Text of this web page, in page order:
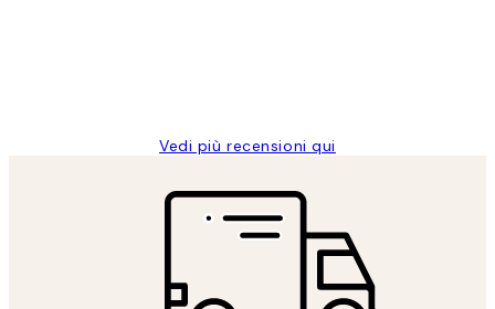
Vedi più recensioni qui